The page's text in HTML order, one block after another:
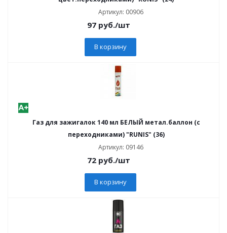
Артикул: 00906
97руб./шт
В корзину
Газ для зажигалок 140 мл БЕЛЫЙ метал.баллон (с
переходниками) "RUNIS" (36)
Артикул: 09146
72руб./шт
В корзину